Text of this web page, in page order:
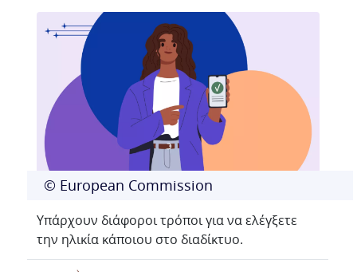
© European Commission
Υπάρχουν διάφοροι τρόποι για να ελέγξετε
την ηλικία κάποιου στο διαδίκτυο.